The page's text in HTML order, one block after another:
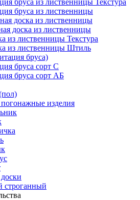
бруса из лиственницы Текстура
бруса из лиственницы
доска из лиственницы
доска из лиственницы
из лиственницы Текстура
из лиственницы Штиль
бруса)
бруса сорт С
бруса сорт АБ
изделия
строганный